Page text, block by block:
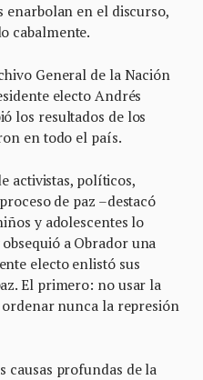
enarbolan en el discurso,
cabalmente.
General de la Nación
electo Andrés
los resultados de los
en todo el país.
activistas, políticos,
de paz –destacó
y adolescentes lo
a Obrador una
electo enlistó sus
El primero: no usar la
nunca la represión
causas profundas de la